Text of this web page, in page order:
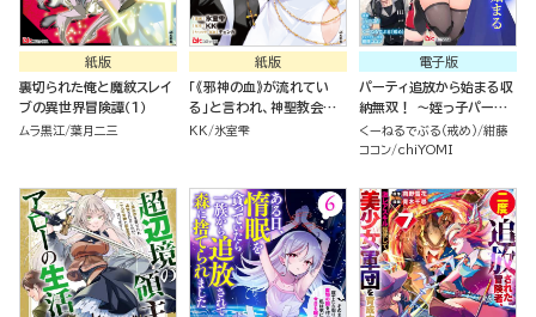
紙版
裏切られた俺と魔紋スレイ
ブの異世界冒険譚（１）
ムラ黒江 葉月二三
紙版
「《邪神の血》が流れてい
る」と言われ、神聖教会を
追放された神父です。 ～理
様も一緒についてきちゃい
ました～ （１）
KK 氷室雫
電子版
パーティ追放から始まる収
納無双！ ～姪っ子パーテ
ィといく最強ハーレム成り
上がり～ コミック版（分冊
くーねるでぶる（戒め） 紺藤
ココン chiYOMI